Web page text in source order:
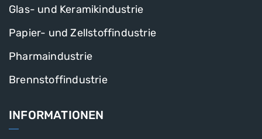
Glas- und Keramikindustrie
Papier- und Zellstoffindustrie
Pharmaindustrie
Brennstoffindustrie
INFORMATIONEN